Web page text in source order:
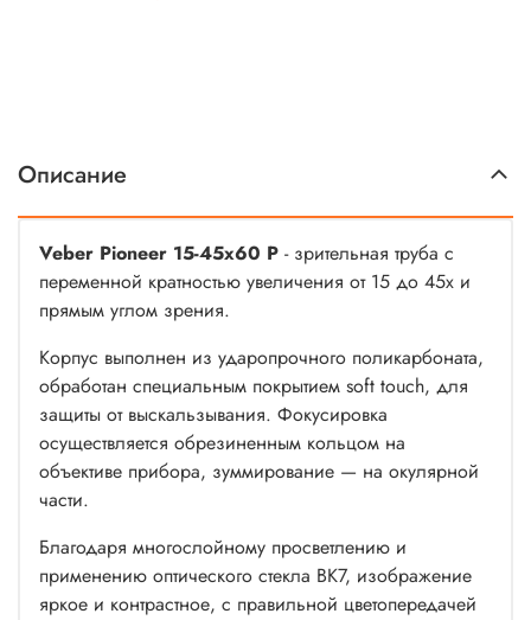
Описание
Veber Pioneer 15-45x60 Р - зрительная труба с
переменной кратностью увеличения от 15 до 45х и
прямым углом зрения.
Корпус выполнен из ударопрочного поликарбоната,
обработан специальным покрытием soft touch, для
защиты от выскальзывания. Фокусировка
осуществляется обрезиненным кольцом на
объективе прибора, зуммирование — на окулярной
части.
Благодаря многослойному просветлению и
применению оптического стекла BK7, изображение
яркое и контрастное, с правильной цветопередачей